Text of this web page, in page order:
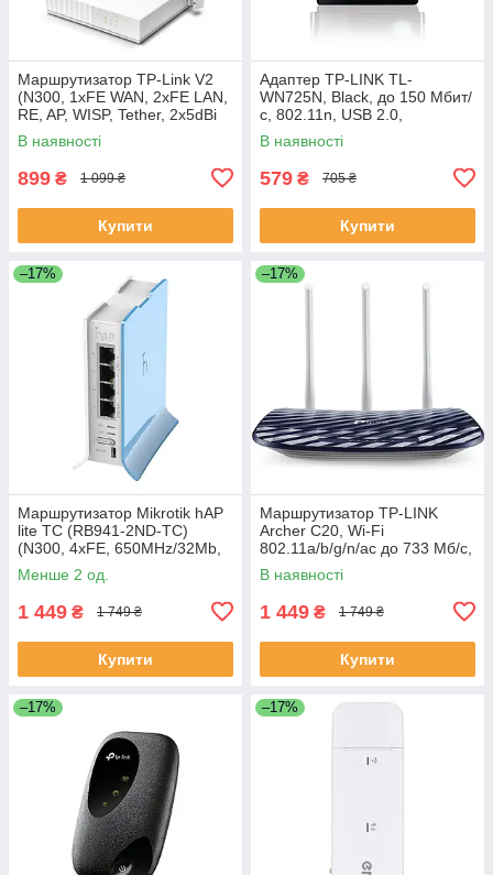
Маршрутизатор TP-Link V2
(N300, 1xFE WAN, 2xFE LAN,
RE, AP, WISP, Tether, 2x5dBi
антени) White
В наявності
899 ₴ 1 099 ₴
Купити
Адаптер TP-LINK TL-
WN725N, Black, до 150 Мбит/
с, 802.11n, USB 2.0,
вбудована антена,
ультракомпактний розмір
В наявності
579 ₴ 705 ₴
Купити
–17%
Маршрутизатор Mikrotik hAP
lite TC (RB941-2ND-TC)
(N300, 4xFE, 650MHz/32Mb,
1,5 dBi, T
Менше 2 од.
1 449 ₴ 1 749 ₴
Купити
–17%
Маршрутизатор TP-LINK
Archer C20, Wi-Fi
802.11a/b/g/n/ac до 733 Мб/с,
2.4/5 ГГц, 4 LAN, IPTV,
FTP/Print server
В наявності
1 449 ₴ 1 749 ₴
Купити
–17% –17%